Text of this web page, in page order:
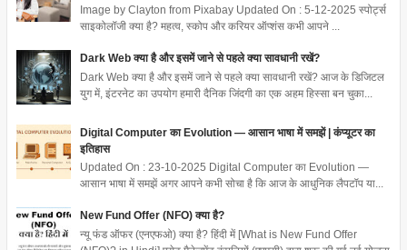
Image by Clayton from Pixabay Updated On : 5-12-2025 स्पोर्ट्स
साइकोलॉजी क्या है? महत्व, स्कोप और करियर ऑप्शंस कभी आपने ...
Dark Web क्या है और इसमें जाने से पहले क्या सावधानी रखें?
Dark Web क्या है और इसमें जाने से पहले क्या सावधानी रखें? आज के डिजिटल
युग में, इंटरनेट का उपयोग हमारी दैनिक जिंदगी का एक अहम हिस्सा बन चुका...
Digital Computer का Evolution — आसान भाषा में समझें | कंप्यूटर का
इतिहास
Updated On : 23-10-2025 Digital Computer का Evolution —
आसान भाषा में समझें अगर आपने कभी सोचा है कि आज के आधुनिक लैपटॉप या...
New Fund Offer (NFO) क्या है?
न्यू फंड ऑफर (एनएफओ) क्या है? हिंदी में [What is New Fund Offer